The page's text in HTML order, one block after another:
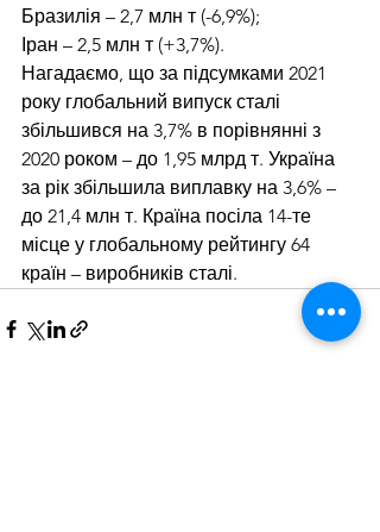
Бразилія – 2,7 млн т (-6,9%);
Іран – 2,5 млн т (+3,7%).
Нагадаємо, що за підсумками 2021
року глобальний випуск сталі
збільшився на 3,7% в порівнянні з
2020 роком – до 1,95 млрд т. Україна
за рік збільшила виплавку на 3,6% –
до 21,4 млн т. Країна посіла 14-те
місце у глобальному рейтингу 64
країн – виробників сталі.